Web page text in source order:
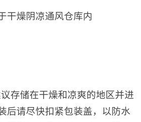
干燥阴凉通风仓库内
存储在干燥和凉爽的地区并进
后请尽快扣紧包装盖，以防水